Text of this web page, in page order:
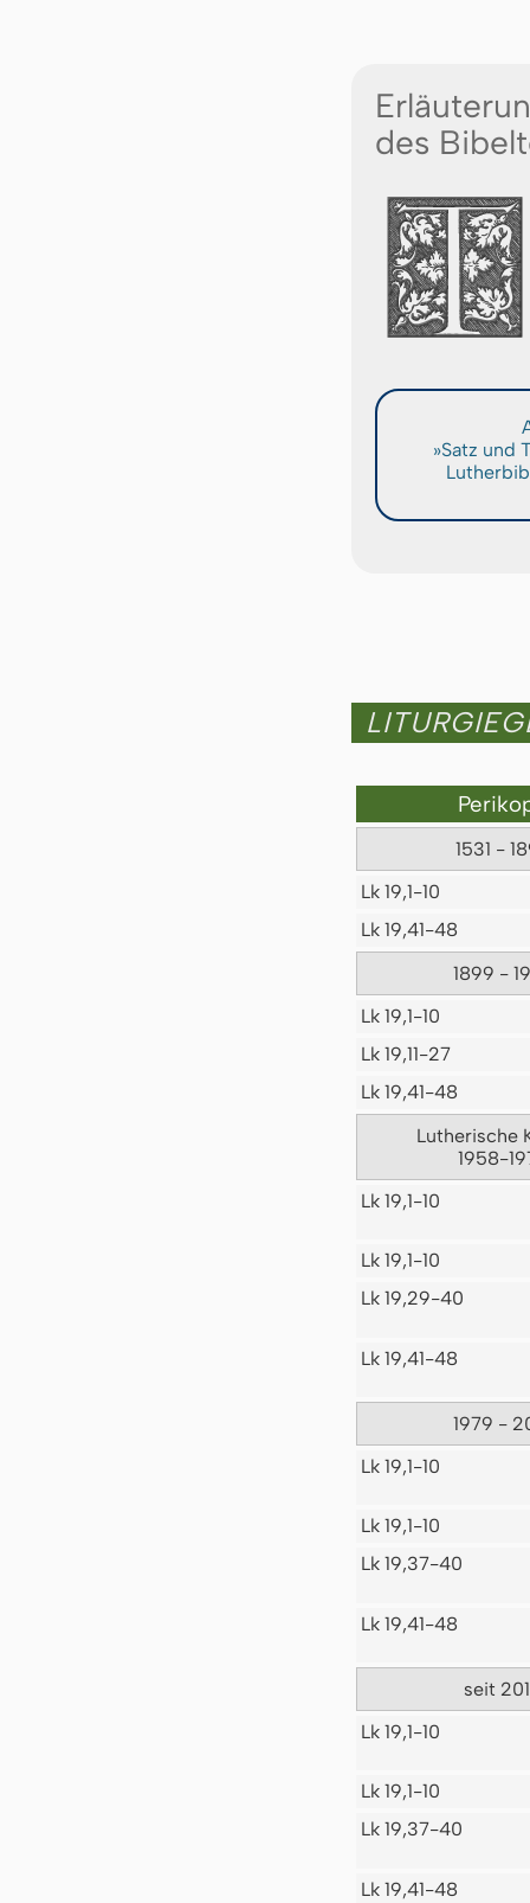
des
»Satz und
1531 -
Lk 19,1-10
Lk 19,41-48
1899 -
Lk 19,1-10
Lk 19,11-27
Lk 19,41-48
Lutherische
1958-
Lk 19,1-10
Lk 19,1-10
Lk 19,29-40
Lk 19,41-48
1979 -
Lk 19,1-10
Lk 19,1-10
Lk 19,37-40
Lk 19,41-48
seit
Lk 19,1-10
Lk 19,1-10
Lk 19,37-40
Lk 19,41-48